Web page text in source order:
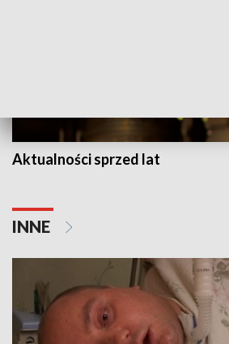
Aktualności sprzed lat
INNE